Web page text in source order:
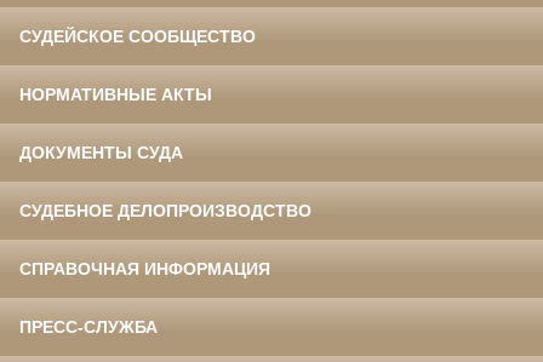
СУДЕЙСКОЕ СООБЩЕСТВО
НОРМАТИВНЫЕ АКТЫ
ДОКУМЕНТЫ СУДА
СУДЕБНОЕ ДЕЛОПРОИЗВОДСТВО
СПРАВОЧНАЯ ИНФОРМАЦИЯ
ПРЕСС-СЛУЖБА